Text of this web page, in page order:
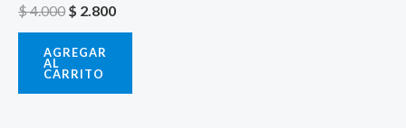
$4.000 $ 2.800
AGREGAR
AL
CARRITO